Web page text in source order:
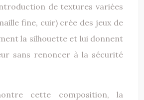
de textures variées
fine, cuir) crée des jeux de
la silhouette et lui donnent
sans renoncer à la sécurité
cette composition, la